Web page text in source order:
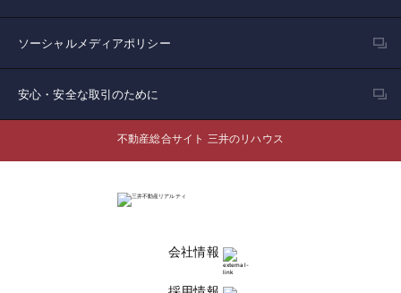
ソーシャルメディアポリシー
安心・安全な取引のために
不動産総合サイト 三井のリハウス
会社情報